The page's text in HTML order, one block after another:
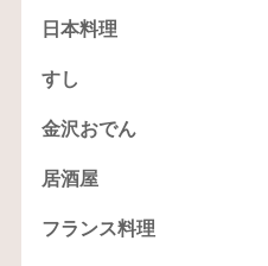
日本料理
すし
金沢おでん
居酒屋
フランス料理